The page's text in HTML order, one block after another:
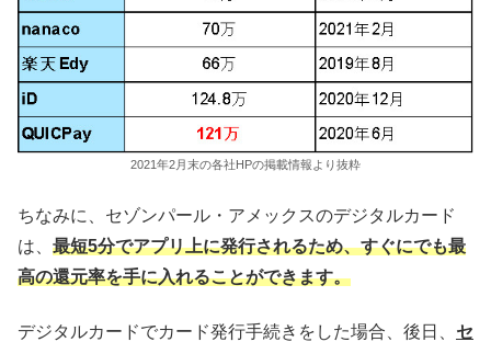
2021年2月末の各社HPの掲載情報より抜粋
ちなみに、セゾンパール・アメックスのデジタルカード
は、 最短5分でアプリ上に発行されるため、すぐにでも最
高の還元率を手に入れることができます。
デジタルカードでカード発行手続きをした場合、後日、 セ